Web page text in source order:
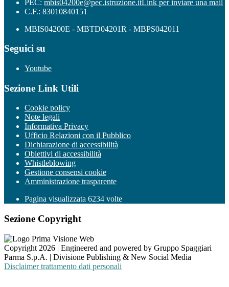
PEC: mbis04200e@pec.istruzione.itLink per inviare una mail
C.F.: 83010840151
MBIS04200E - MBTD04201R - MBPS042011
Seguici su
Youtube
Sezione Link Utili
Cookie policy
Note legali
Informativa Privacy
Ufficio Relazioni con il Pubblico
Dichiarazione di accessibilità
Obiettivi di accessibilità
Whistleblowing
Gestione consensi cookie
Amministrazione trasparente
Pagina visualizzata 6234 volte
Sezione Copyright
Copyright 2026 | Engineered and powered by Gruppo Spaggiari
Parma S.p.A. | Divisione Publishing & New Social Media
Disclaimer trattamento dati personali